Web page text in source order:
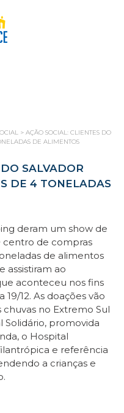
> AÇÃO SOCIAL: CLIENTES DO
DE ALIMENTOS
SALVADOR
DE 4 TONELADAS
deram um show de
centro de compras
de alimentos
assistiram ao
aconteceu nos fins
12. As doações vão
no Extremo Sul
Solidário, promovida
o Hospital
e referência
a crianças e